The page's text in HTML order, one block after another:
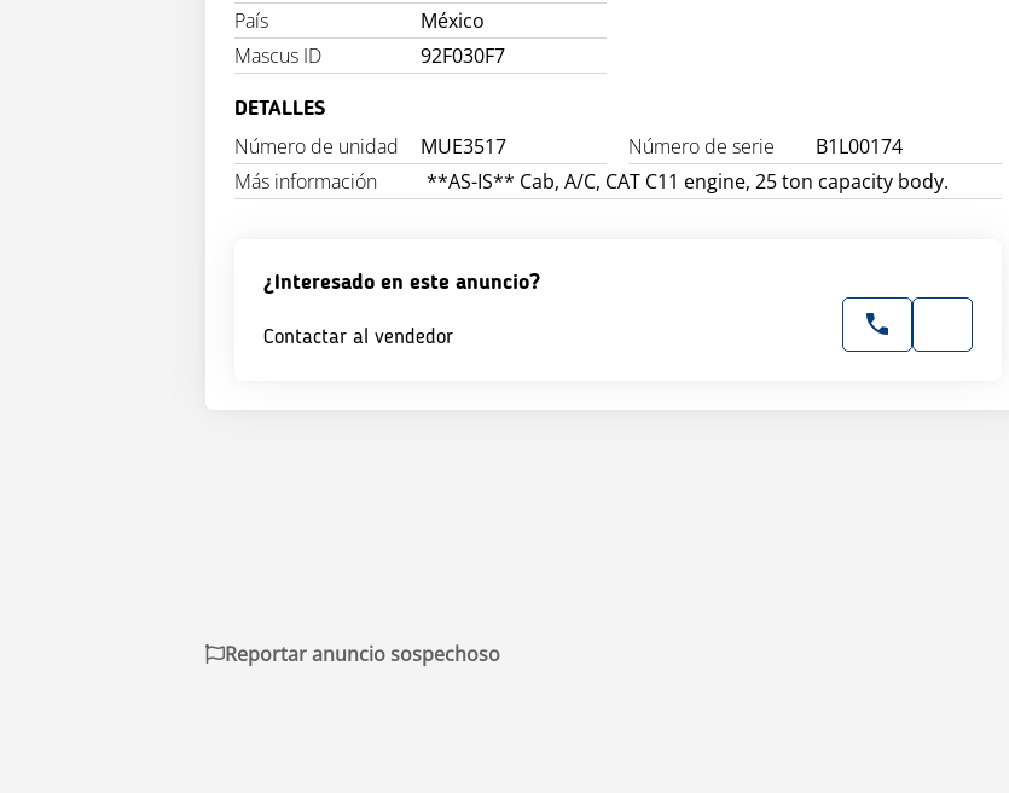
País
México
Mascus ID
92F030F7
DETALLES
Número de unidad MUE3517 Número de serie
B1L00174
Más información
**AS-IS** Cab, A/C, CAT C11 engine, 25 ton capacity body.
¿Interesado en este anuncio?
Contactar al vendedor
Reportar anuncio sospechoso